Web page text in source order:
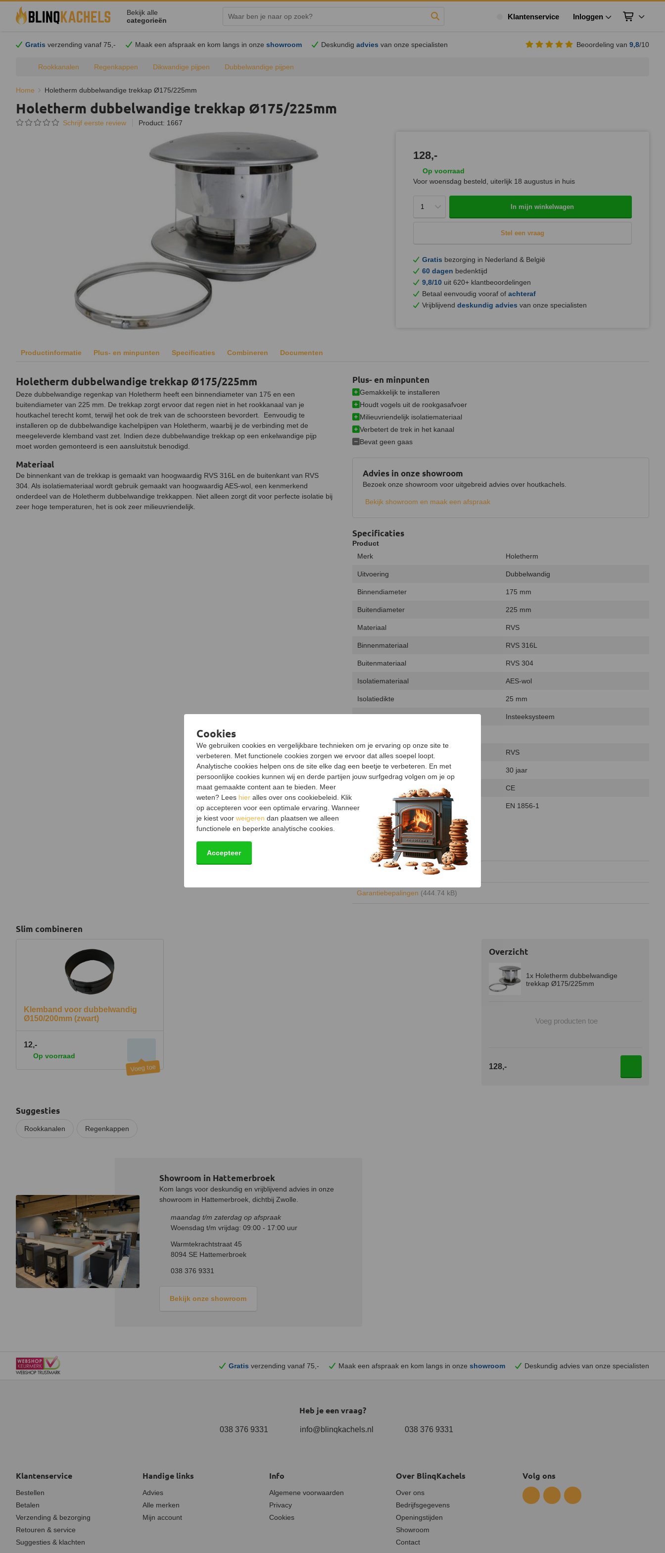
Bekijk alle
categorieën
Klantenservice Inloggen Winkelwagen
Gratis verzending vanaf 75,- Maak een afspraak en kom langs in onzeshowroom Deskundigadvies van onze specialisten Beoordeling van 9,8/10
Rookkanalen Regenkappen Dikwandige pijpen Dubbelwandige pijpen
Home Holetherm dubbelwandige trekkap Ø175/225mm
Holetherm dubbelwandige trekkap Ø175/225mm
Schrijf eerste review Product: 1667
128,-
Op voorraad
Voor woensdag besteld, uiterlijk 18 augustus in huis
In mijn winkelwagen
Stel een vraag
Gratis bezorging in Nederland & België
60 dagen bedenktijd
9,8/10 uit 620+ klantbeoordelingen
Betaal eenvoudig vooraf of achteraf
Vrijblijvend deskundig advies van onze specialisten
Productinformatie Plus- en minpunten Specificaties Combineren Documenten
Holetherm dubbelwandige trekkap Ø175/225mm
Deze dubbelwandige regenkap van Holetherm heeft een binnendiameter van 175 en een
buitendiameter van 225 mm. De trekkap zorgt ervoor dat regen niet in het rookkanaal van je
houtkachel terecht komt, terwijl het ook de trek van de schoorsteen bevordert. Eenvoudig te
installeren op de dubbelwandige kachelpijpen van Holetherm, waarbij je de verbinding met de
meegeleverde klemband vast zet. Indien deze dubbelwandige trekkap op een enkelwandige pijp
moet worden gemonteerd is een aansluitstuk benodigd.
Materiaal
De binnenkant van de trekkap is gemaakt van hoogwaardig RVS 316L en de buitenkant van RVS
304. Als isolatiemateriaal wordt gebruik gemaakt van hoogwaardig AES-wol, een kenmerkend
onderdeel van de Holetherm dubbelwandige trekkappen. Niet alleen zorgt dit voor perfecte isolatie bij
zeer hoge temperaturen, het is ook zeer milieuvriendelijk.
Plus- en minpunten
Gemakkelijk te installeren
Houdt vogels uit de rookgasafvoer
Milieuvriendelijk isolatiemateriaal
Verbetert de trek in het kanaal
Bevat geen gaas
Advies in onze showroom
Bezoek onze showroom voor uitgebreid advies over houtkachels.
Bekijk showroom en maak een afspraak
Specificaties
Product
Merk
Holetherm
Uitvoering Dubbelwandig
Binnendiameter 175 mm
Buitendiameter 225 mm
Materiaal RVS
Binnenmateriaal RVS 316L
Buitenmateriaal RVS 304
Isolatiemateriaal AES-wol
Isolatiedikte 25 mm
Aansluiting Insteeksysteem
Kleur RVS
Garantie 30 jaar
CE
Certificering EN 1856-1
Documenten
Conformiteitsverklaring(1.11 MB)
Prestatieverklaring(590.17 kB)
Garantiebepalingen (444.74 kB)
Slim combineren
Klemband voor dubbelwandig
Ø150/200mm (zwart)
12,-
Op voorraad
Overzicht
1x Holetherm dubbelwandige
trekkap Ø175/225mm
Voeg producten toe
128,-
Suggesties
Rookkanalen Regenkappen
Showroom in Hattemerbroek
Kom langs voor deskundig en vrijblijvend advies in onze
showroom in Hattemerbroek, dichtbij Zwolle.
maandag t/m zaterdag op afspraak
Woensdag t/m vrijdag: 09:00 - 17:00 uur
Warmtekrachtstraat 45
8094 SE Hattemerbroek
038 376 9331
Bekijk onze showroom
Gratis verzending vanaf 75,- Maak een afspraak en kom langs in onze showroom Deskundig advies van onze specialisten
Heb je een vraag?
038 376 9331 info@blinqkachels.nl 038 376 9331
Klantenservice
Bestellen
Betalen
Verzending & bezorging
Retouren & service
Suggesties & klachten
Handige links
Advies
Alle merken
Mijn account
Info
Algemene voorwaarden
Privacy
Cookies
Over BlinqKachels
Over ons
Bedrijfsgegevens
Openingstijden
Showroom
Contact
Volg ons
Cookies
We gebruiken cookies en vergelijkbare technieken om je ervaring op onze site te
verbeteren. Met functionele cookies zorgen we ervoor dat alles soepel loopt.
Analytische cookies helpen ons de site elke dag een beetje te verbeteren. En met
persoonlijke cookies kunnen wij en derde partijen jouw surfgedrag volgen om je op
maat gemaakte content aan te bieden. Meer
weten? Lees hier alles over ons cookiebeleid. Klik
op accepteren voor een optimale ervaring. Wanneer
je kiest voor weigeren dan plaatsen we alleen
functionele en beperkte analytische cookies.
Accepteer